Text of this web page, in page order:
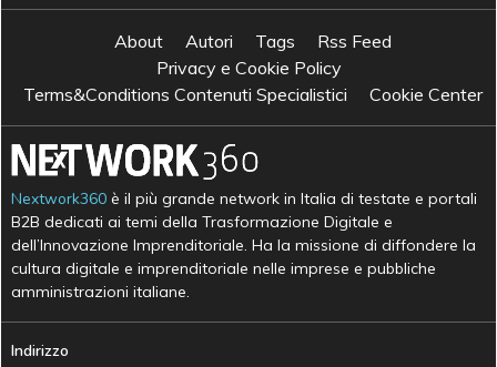
About Autori Tags
Rss Feed
Privacy e Cookie Policy
Terms&Conditions Contenuti Specialistici
Cookie Center
Nextwork360 è il più grande network in Italia di testate e portali
B2B dedicati ai temi della Trasformazione Digitale e
dell’Innovazione Imprenditoriale. Ha la missione di diffondere la
cultura digitale e imprenditoriale nelle imprese e pubbliche
amministrazioni italiane.
Indirizzo